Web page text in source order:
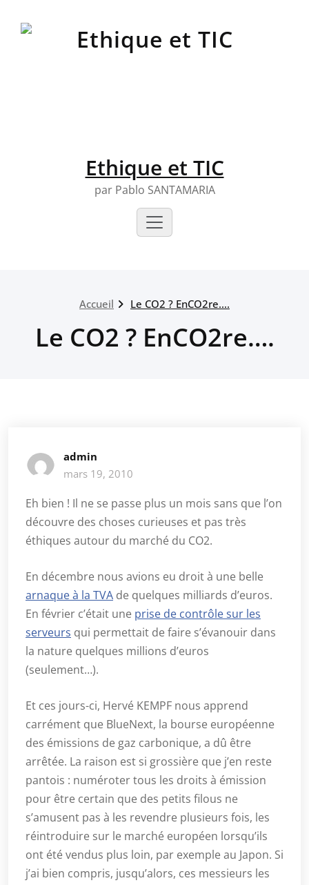
Ethique et TIC
par Pablo SANTAMARIA
Accueil Le CO2 ? EnCO2re….
Le CO2 ? EnCO2re….
admin
mars 19, 2010
Eh bien ! Il ne se passe plus un mois sans que l’on
découvre des choses curieuses et pas très
éthiques autour du marché du CO2.
En décembre nous avions eu droit à une belle
arnaque à la TVA de quelques milliards d’euros.
En février c’était une prise de contrôle sur les
serveurs qui permettait de faire s’évanouir dans
la nature quelques millions d’euros
(seulement…).
Et ces jours-ci, Hervé KEMPF nous apprend
carrément que BlueNext, la bourse européenne
des émissions de gaz carbonique, a dû être
arrêtée. La raison est si grossière que j’en reste
pantois : numéroter tous les droits à émission
pour être certain que des petits filous ne
s’amusent pas à les revendre plusieurs fois, les
réintroduire sur le marché européen lorsqu’ils
ont été vendus plus loin, par exemple au Japon. Si
j’ai bien compris, jusqu’alors, ces messieurs les